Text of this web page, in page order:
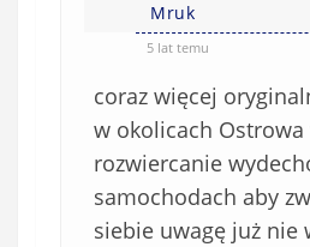
Mruk
5 lat temu
coraz więcej
w okolicach Ostrowa
rozwiercanie
samochodach aby
siebie uwagę już nie